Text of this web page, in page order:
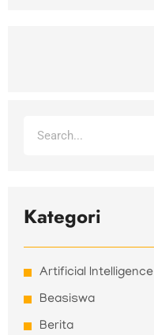
Kategori
Artificial Intelligence
Beasiswa
Berita